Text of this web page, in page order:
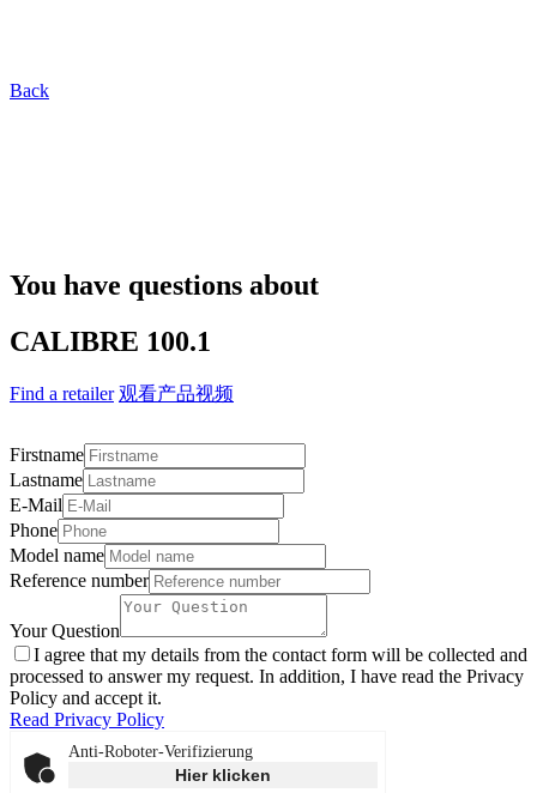
Back
You have questions about
CALIBRE 100.1
Find a retailer 观看产品视频
Firstname
Lastname
E-Mail
Phone
Model name
Reference number
Your Question
I agree that my details from the contact form will be collected and
processed to answer my request. In addition, I have read the Privacy
Policy and accept it.
Read Privacy Policy
Anti-Roboter-Verifizierung
Hier klicken